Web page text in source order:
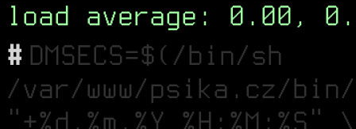
load average: 0.00,
# DMSECS=$(/bin/sh
/var/www/psika.cz/
"+%d.%m.%Y %H:%M:%S" \